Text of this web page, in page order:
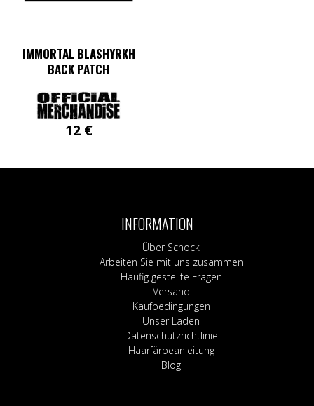
IMMORTAL BLASHYRKH
BACK PATCH
12 €
INFORMATION
Über Schock
Arbeiten Sie mit uns zusammen
Häufig gestellte Fragen
Versand
Kaufbedingungen
Unser Laden
Datenschutzrichtlinie
Haarfärbeanleitung
Blog